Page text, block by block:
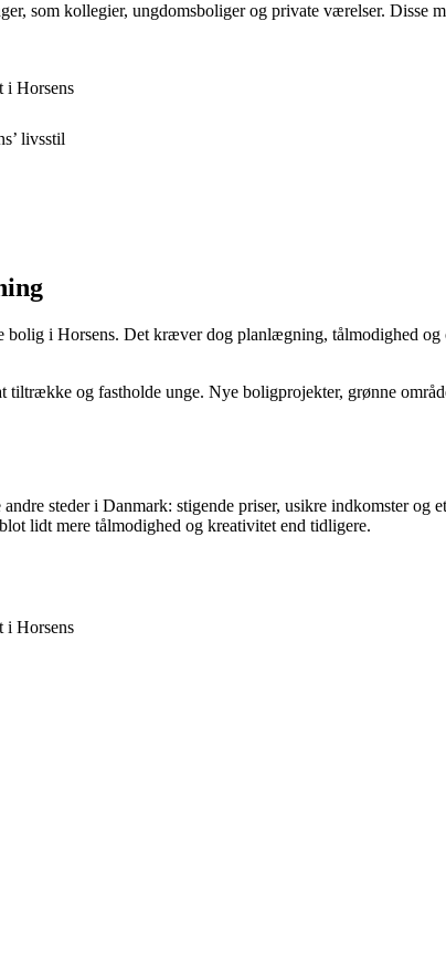
som kollegier, ungdomsboliger og private værelser.
i Horsens
livsstil
i Horsens. Det kræver dog planlægning, tålmodighed
tiltrække og fastholde unge. Nye boligprojekter, grønne
steder i Danmark: stigende priser, usikre indkomster
lidt mere tålmodighed og kreativitet end tidligere.
i Horsens